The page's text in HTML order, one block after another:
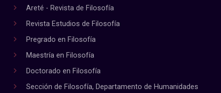
Areté - Revista de Filosofía
Revista Estudios de Filosofía
Pregrado en Filosofía
Maestría en Filosofía
Doctorado en Filosofía
Sección de Filosofía, Departamento de Humanidades